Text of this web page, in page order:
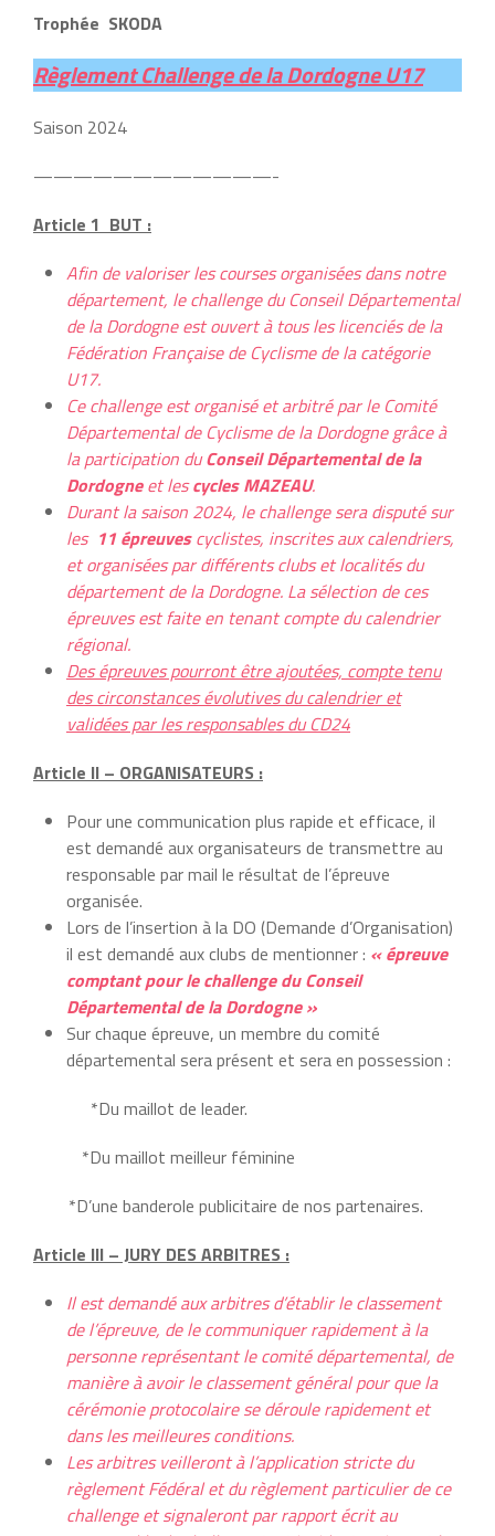
Trophée SKODA
Règlement Challenge de la Dordogne U17
Saison 2024
————————————-
Article 1 BUT :
Afin de valoriser les courses organisées dans notre
département, le challenge du Conseil Départemental
de la Dordogne est ouvert à tous les licenciés de la
Fédération Française de Cyclisme de la catégorie
U17.
Ce challenge est organisé et arbitré par le Comité
Départemental de Cyclisme de la Dordogne grâce à
la participation duConseil Départemental de la
Dordogneet lescycles MAZEAU.
Durant la saison 2024, le challenge sera disputé sur
les 11 épreuvescyclistes, inscrites aux calendriers,
et organisées par différents clubs et localités du
département de la Dordogne. La sélection de ces
épreuves est faite en tenant compte du calendrier
régional.
Des épreuves pourront être ajoutées, compte tenu
des circonstances évolutives du calendrier et
validées par les responsables du CD24
Article II – ORGANISATEURS :
Pour une communication plus rapide et efficace, il
est demandé aux organisateurs de transmettre au
responsable par mail le résultat de l’épreuve
organisée.
Lors de l’insertion à la DO (Demande d’Organisation)
il est demandé aux clubs de mentionner : « épreuve
comptant pour le challenge du Conseil
Départemental de la Dordogne »
Sur chaque épreuve, un membre du comité
départemental sera présent et sera en possession :
*Du maillot de leader.
*Du maillot meilleur féminine
*D’une banderole publicitaire de nos partenaires.
Article III – JURY DES ARBITRES :
Il est demandé aux arbitres d’établir le classement
de l’épreuve, de le communiquer rapidement à la
personne représentant le comité départemental, de
manière à avoir le classement général pour que la
cérémonie protocolaire se déroule rapidement et
dans les meilleures conditions.
Les arbitres veilleront à l’application stricte du
règlement Fédéral et du règlement particulier de ce
challenge et signaleront par rapport écrit au